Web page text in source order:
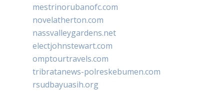
mestrinorubanofc.com
novelatherton.com
nassvalleygardens.net
electjohnstewart.com
omptourtravels.com
tribratanews-polreskebumen.com
rsudbayuasih.org